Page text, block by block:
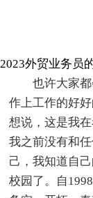
2023外贸业务员
也许大家
作上工作的好
想说，这是我
我之前没有和
己，我知道自
校园了。自